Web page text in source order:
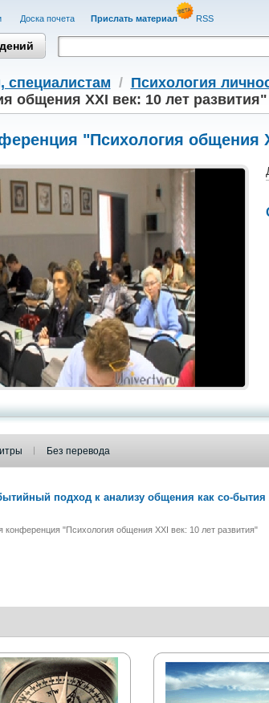
Доска почета Прислать материал RSS
cпециалистам / Психология
общения XXI век: 10 лет развития"
"Психология общения
Без перевода
подход к анализу общения как со-бытия
конференция "Психология общения XXI век: 10 лет развития"